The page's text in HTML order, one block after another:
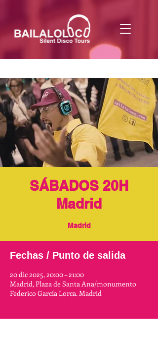
SÁBADOS 20H
Madrid
Madrid
Fechas / Punto de salida
20 dic 2025, 20:00 – 21:00
Madrid, Plaza de Santa Ana/monumento
Federico García Lorca. Madrid